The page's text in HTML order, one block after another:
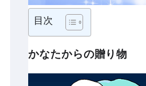
目次
かなたからの贈り物